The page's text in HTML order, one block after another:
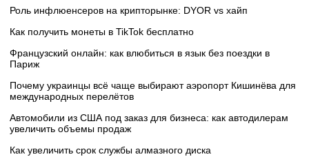
Роль инфлюенсеров на крипторынке: DYOR vs хайп
Как получить монеты в TikTok бесплатно
Французский онлайн: как влюбиться в язык без поездки в
Париж
Почему украинцы всё чаще выбирают аэропорт Кишинёва для
международных перелётов
Автомобили из США под заказ для бизнеса: как автодилерам
увеличить объемы продаж
Как увеличить срок службы алмазного диска